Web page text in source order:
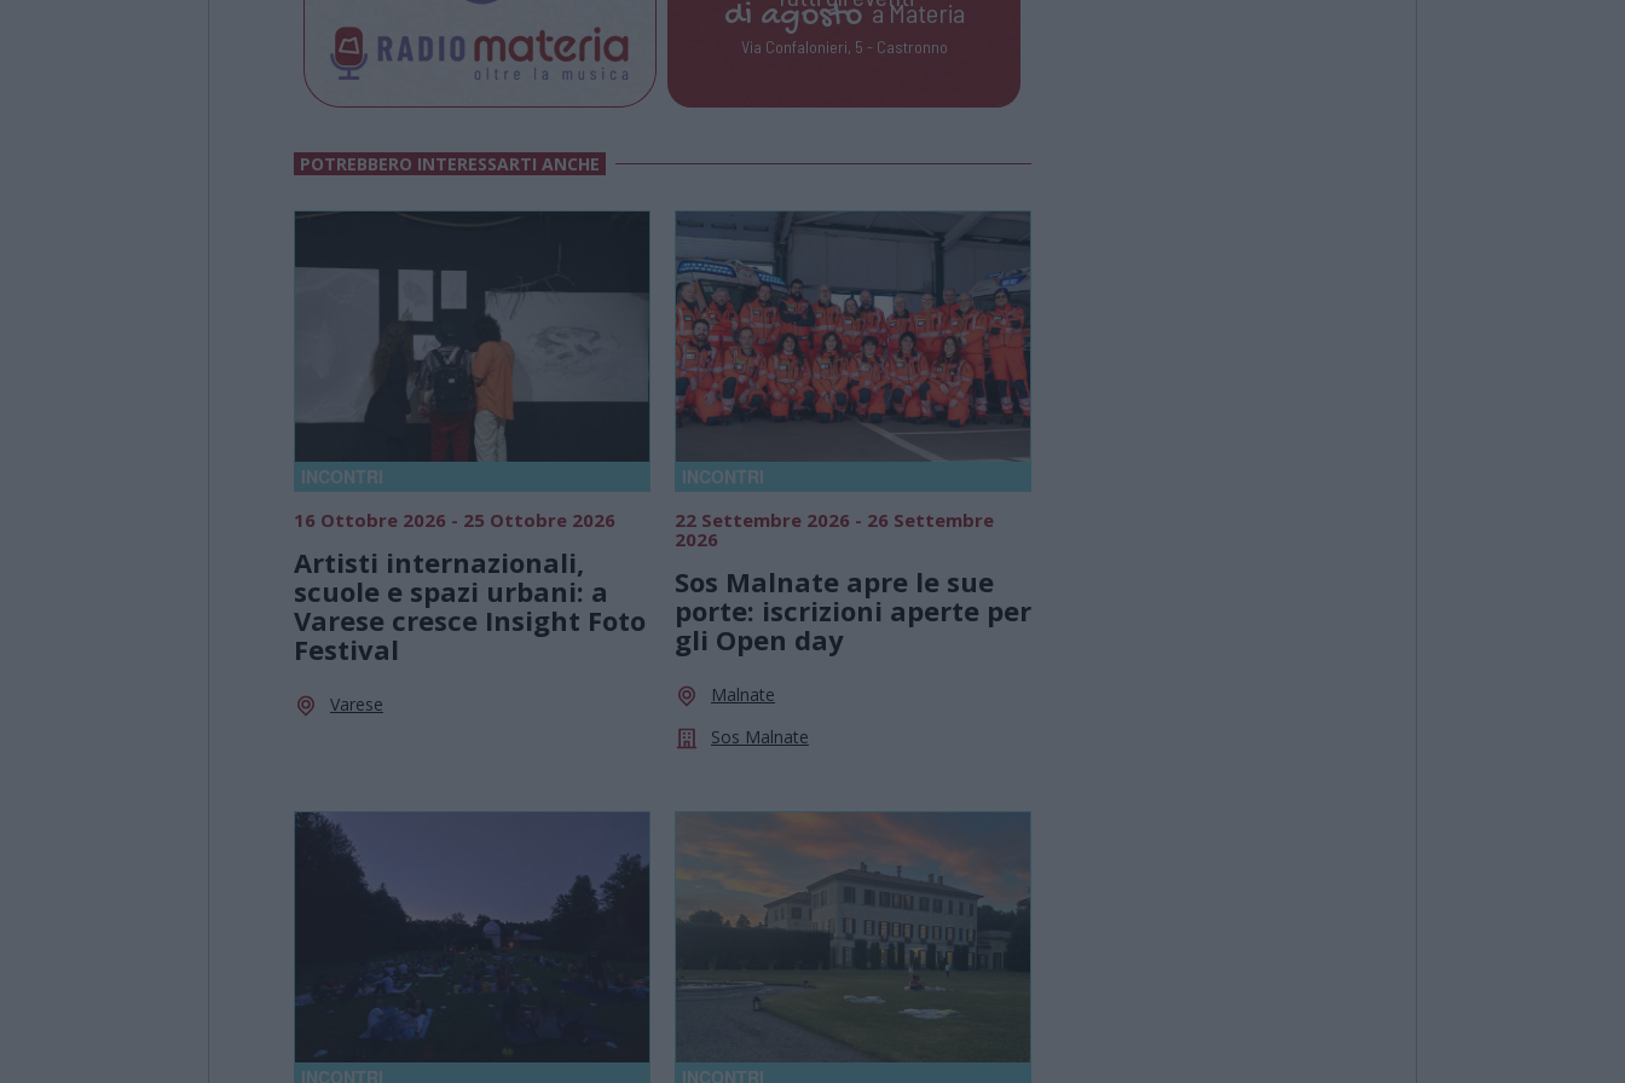
di agostoa Materia
Via Confalonieri, 5 - Castronno
POTREBBERO INTERESSARTI ANCHE
INCONTRI
16 Ottobre 2026 - 25 Ottobre 2026
Artisti internazionali,
scuole e spazi urbani: a
Varese cresce Insight Foto
Festival
Varese
INCONTRI
22 Settembre 2026 - 26 Settembre
2026
Sos Malnate apre le sue
porte: iscrizioni aperte per
gli Open day
Malnate
Sos Malnate
INCONTRI INCONTRI